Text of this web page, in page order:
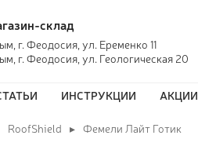
склад
г. Феодосия, ул. Еременко 11
г. Феодосия, ул. Геологическая 20
ИНСТРУКЦИИ АКЦИИ
RoofShield Фемели Лайт Готик